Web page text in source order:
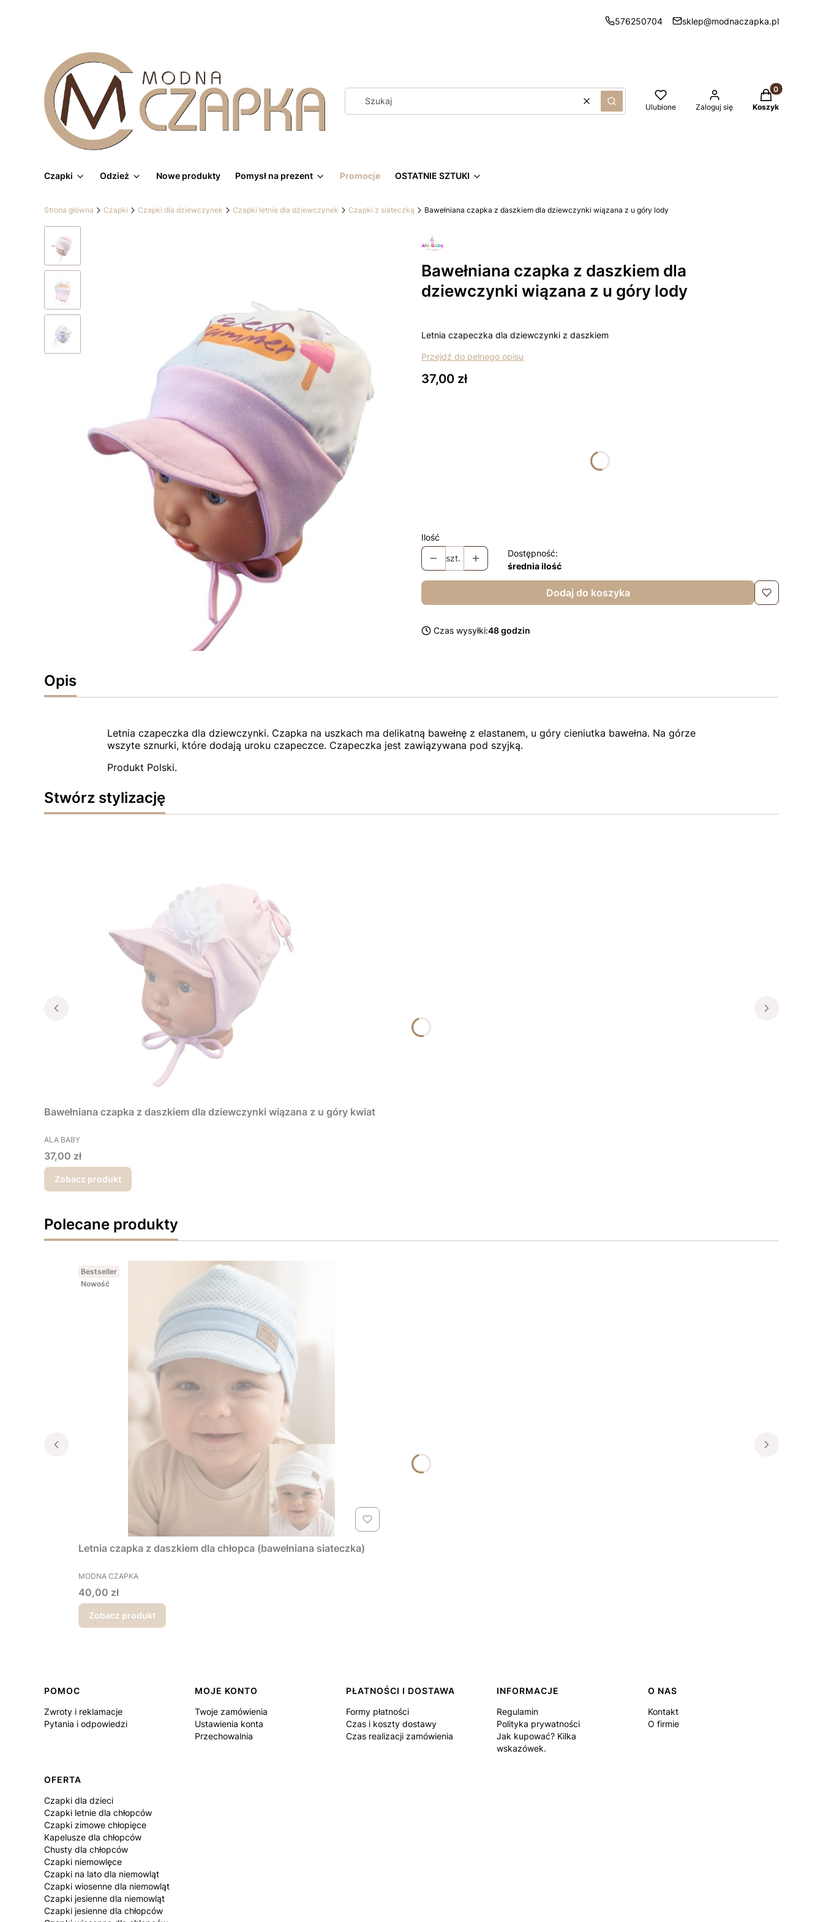
576250704 sklep@modnaczapka.pl
WyczyśćSzukaj Ulubione Zaloguj się
Produkty w
Koszyk
Czapki Odzież Nowe produkty Pomysł na prezent Promocje OSTATNIE SZTUKI
Strona główna Czapki Czapki dla dziewczynek Czapki letnie dla dziewczynek Czapki z siateczką Bawełniana czapka z daszkiem dla dziewczynki wiązana z u góry lody
Bawełniana czapka z daszkiem dla
dziewczynki wiązana z u góry lody
Letnia czapeczka dla dziewczynki z daszkiem
Przejdź do pełnego opisu
Cena
37,00 zł
Ilość
szt.
Dostępność:
średnia ilość
Dodaj do koszyka
Czas wysyłki:48 godzin
Opis
Letnia czapeczka dla dziewczynki. Czapka na uszkach ma delikatną bawełnę z elastanem, u góry cieniutka bawełna. Na górze
wszyte sznurki, które dodają uroku czapeczce. Czapeczka jest zawiązywana pod szyjką.
Produkt Polski.
Stwórz stylizację
Bawełniana czapka z daszkiem dla dziewczynki wiązana z u góry kwiat
PRODUCENT
ALA BABY
Cena
37,00 zł
Zobacz produkt
Polecane produkty
Bestseller
Nowość
Letnia czapka z daszkiem dla chłopca (bawełniana siateczka)
PRODUCENT
MODNA CZAPKA
Cena
40,00 zł
Zobacz produkt
Linki w stopce
POMOC
Zwroty i reklamacje
Pytania i odpowiedzi
MOJE KONTO
Twoje zamówienia
Ustawienia konta
Przechowalnia
PŁATNOŚCI I DOSTAWA
Formy płatności
Czas i koszty dostawy
Czas realizacji zamówienia
INFORMACJE
Regulamin
Polityka prywatności
Jak kupować? Kilka
wskazówek.
O NAS
Kontakt
O firmie
OFERTA
Czapki dla dzieci
Czapki letnie dla chłopców
Czapki zimowe chłopięce
Kapelusze dla chłopców
Chusty dla chłopców
Czapki niemowlęce
Czapki na lato dla niemowląt
Czapki wiosenne dla niemowląt
Czapki jesienne dla niemowląt
Czapki jesienne dla chłopców